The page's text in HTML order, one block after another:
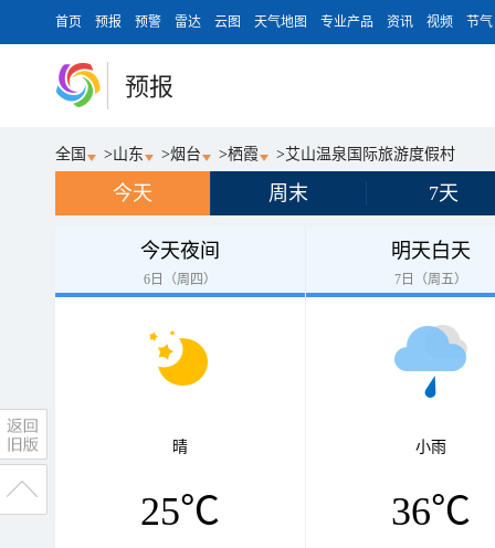
首页 预报 预警 雷达 云图 天气地图 专业产品 资讯 视频 节气
预报
全国 >山东 >烟台 >栖霞 >艾山温泉国际旅游度假村
今天 周末 7天
今天夜间
6日（周四）
晴
25℃
明天白天
7日（周五）
小雨
36℃